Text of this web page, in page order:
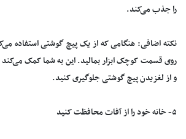
را جذب می‌کند.
نکته اضافی: هنگامی که از یک پیچ گوشتی استفاده
روی قسمت کوچک ابزار بمالید. این به شما کمک می‌کند
و از لغزیدن پیچ گوشتی جلوگیری کنید.
۵- خانه خود را از آفات محافظت کنید